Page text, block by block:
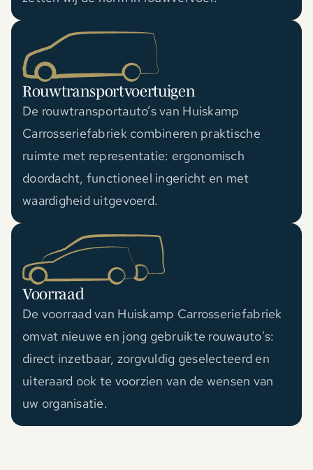
Rouwtransportvoertuigen
De rouwtransportauto’s van Huiskamp
Carrosseriefabriek combineren praktische
ruimte met representatie: ergonomisch
doordacht, functioneel ingericht en met
waardigheid uitgevoerd.
Voorraad
De voorraad van Huiskamp Carrosseriefabriek
omvat nieuwe en jong gebruikte rouwauto's:
direct inzetbaar, zorgvuldig geselecteerd en
uiteraard ook te voorzien van de wensen van
uw organisatie.